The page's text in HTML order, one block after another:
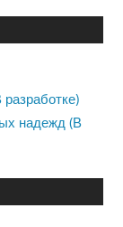
надежд (В